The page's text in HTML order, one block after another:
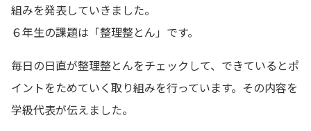
組みを発表していきました。
６年生の課題は「整理整とん」です。
毎日の日直が整理整とんをチェックして、できているとポ
イントをためていく取り組みを行っています。その内容を
学級代表が伝えました。